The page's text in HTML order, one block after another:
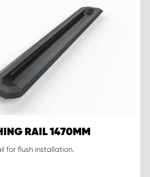
RAIL 1470MM
for flush installation.